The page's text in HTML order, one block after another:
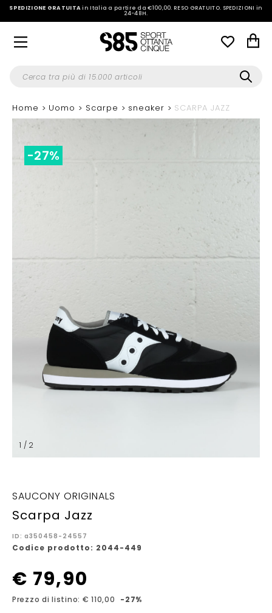
SPEDIZIONE GRATUITAin Italia a partire da €100,00.RESO GRATUITO. SPEDIZIONI in
24-48H.
Home Uomo Scarpe sneaker SCARPA JAZZ
1 / 2
-27%
SAUCONY ORIGINALS
Scarpa Jazz
ID: a350458-24557
Codice prodotto: 2044-449
€ 79,90
Prezzo di listino: € 110,00 -27%